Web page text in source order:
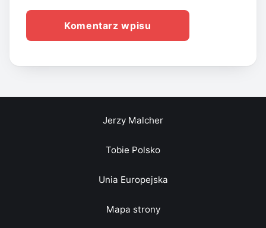
Jerzy Malcher
Tobie Polsko
Unia Europejska
Mapa strony